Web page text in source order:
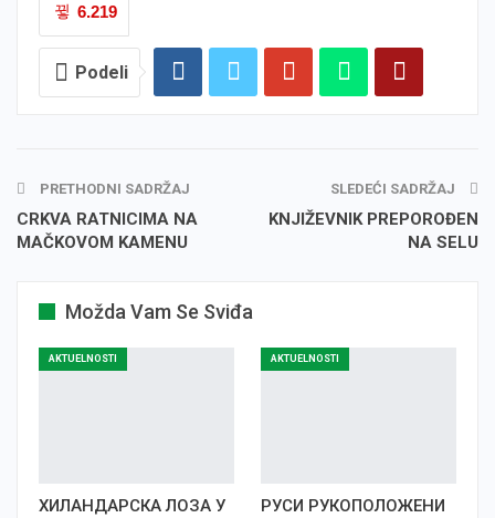
6.219
Podeli
PRETHODNI SADRŽAJ
CRKVA RATNICIMA NA
MAČKOVOM KAMENU
SLEDEĆI SADRŽAJ
KNJIŽEVNIK PREPOROĐEN
NA SELU
Možda Vam Se Sviđa
AKTUELNOSTI
ХИЛАНДАРСКА ЛОЗА У
AKTUELNOSTI
РУСИ РУКОПОЛОЖЕНИ